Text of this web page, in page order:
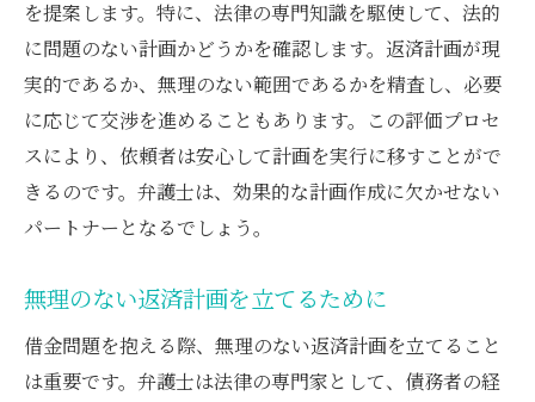
を提案します。特に、法律の専門知識を駆使して、法的
に問題のない計画かどうかを確認します。返済計画が現
実的であるか、無理のない範囲であるかを精査し、必要
に応じて交渉を進めることもあります。この評価プロセ
スにより、依頼者は安心して計画を実行に移すことがで
きるのです。弁護士は、効果的な計画作成に欠かせない
パートナーとなるでしょう。
無理のない返済計画を立てるために
借金問題を抱える際、無理のない返済計画を立てること
は重要です。弁護士は法律の専門家として、債務者の経